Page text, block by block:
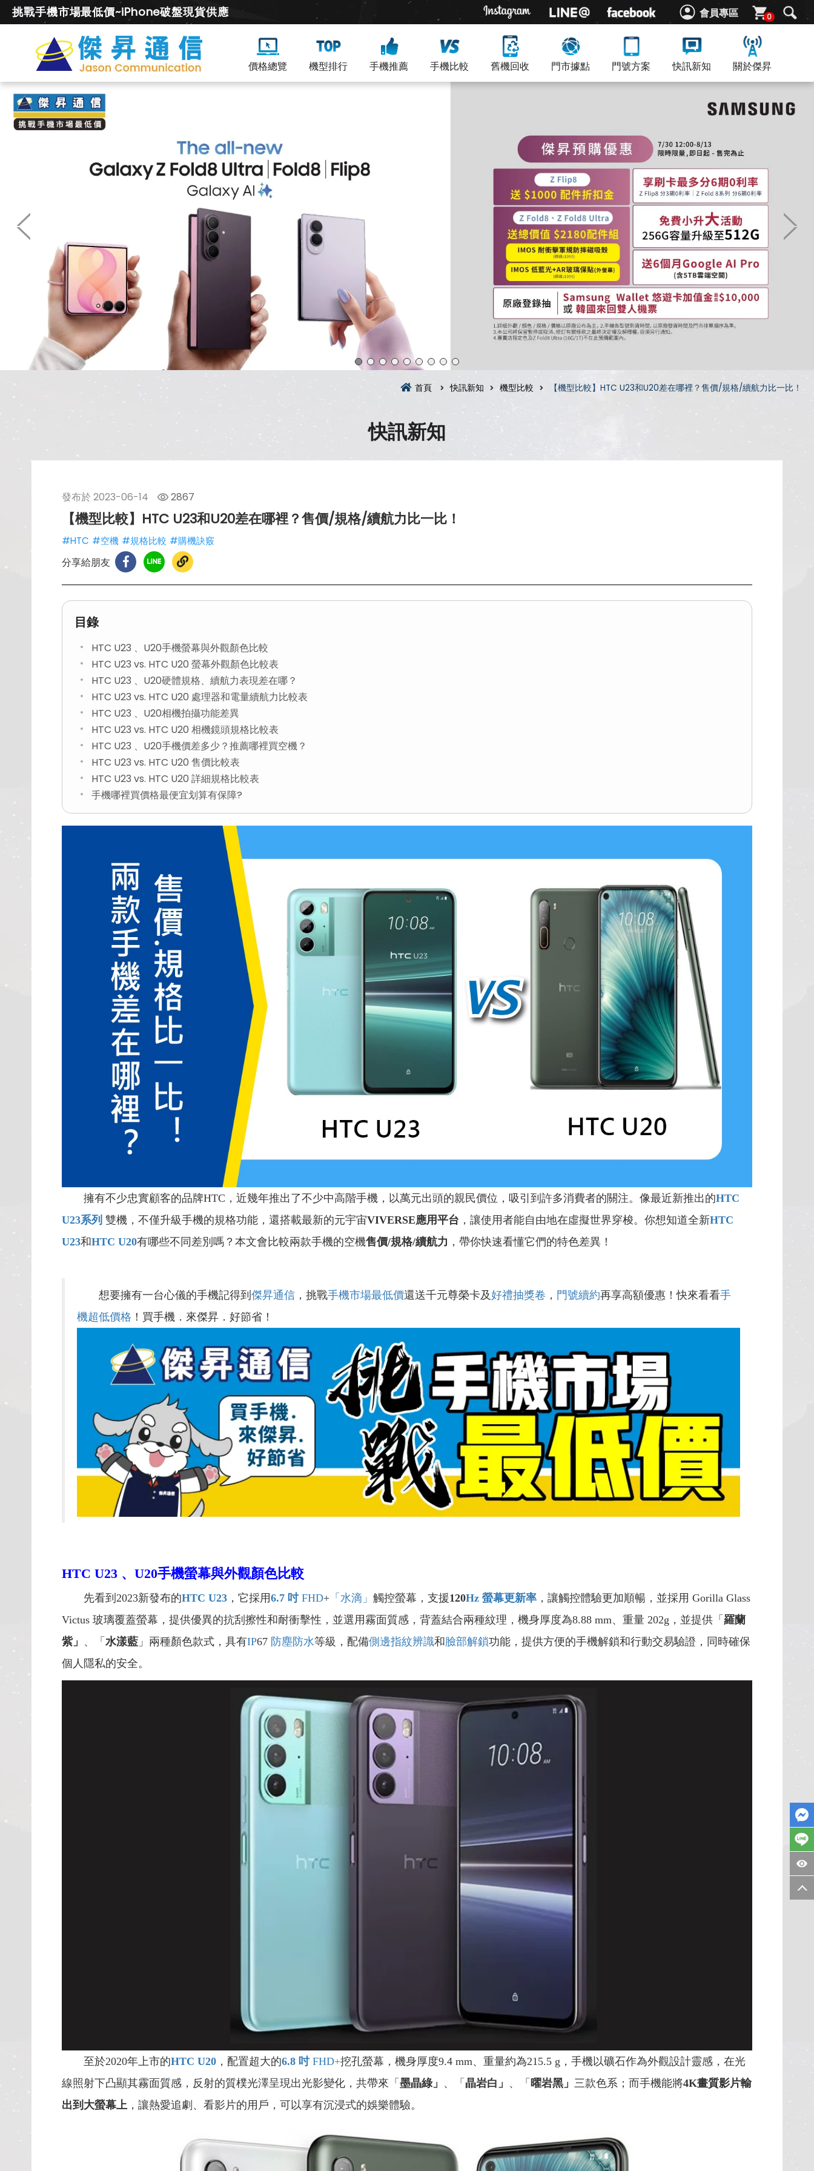
會員專區 0
挑戰手機市場最低價~iPhone破盤現貨供應
價格總覽 機型排行 手機推薦 手機比較 舊機回收 門市據點 門號方案 快訊新知 關於傑昇
首頁 快訊新知 機型比較 【機型比較】HTC U23和U20差在哪裡？售價/規格/續航力比一比！
快訊新知
發布於 2023-06-14 2867
【機型比較】HTC U23和U20差在哪裡？售價/規格/續航力比一比！
#HTC #空機 #規格比較 #購機訣竅
分享給朋友
目錄
HTC U23 、U20手機螢幕與外觀顏色比較
HTC U23 vs. HTC U20 螢幕外觀顏色比較表
HTC U23 、U20硬體規格、續航力表現差在哪？
HTC U23 vs. HTC U20 處理器和電量續航力比較表
HTC U23 、U20相機拍攝功能差異
HTC U23 vs. HTC U20 相機鏡頭規格比較表
HTC U23 、U20手機價差多少？推薦哪裡買空機？
HTC U23 vs. HTC U20 售價比較表
HTC U23 vs. HTC U20 詳細規格比較表
手機哪裡買價格最便宜划算有保障?
擁有不少忠實顧客的品牌HTC，近幾年推出了不少中高階手機，以萬元出頭的親民價位，吸引到許多消費者的關注。像最近新推出的HTC
U23系列 雙機，不僅升級手機的規格功能，還搭載最新的元宇宙VIVERSE應用平台 ，讓使用者能自由地在虛擬世界穿梭。你想知道全新HTC
U23和HTC U20有哪些不同差別嗎？本文會比較兩款手機的空機售價/規格/續航力 ，帶你快速看懂它們的特色差異！
想要擁有一台心儀的手機記得到 傑昇通信 ，挑戰手機市場最低價還送千元尊榮卡及好禮抽獎卷 ， 門號續約再享高額優惠！快來看看手
機超低價格 ！買手機．來傑昇．好節省！
HTC U23 、U20手機螢幕與外觀顏色比較
先看到2023新發布的HTC U23 ，它採用6.7 吋 FHD+ 「水滴」 觸控螢幕，支援120Hz 螢幕更新率 ，讓觸控體驗更加順暢，並採用 Gorilla Glass
Victus 玻璃覆蓋螢幕，提供優異的抗刮擦性和耐衝擊性，並選用霧面質感，背蓋結合兩種紋理，機身厚度為8.88 mm、重量 202g，並提供「 羅蘭
紫」 、「 水漾藍 」兩種顏色款式，具有IP67 防塵防水等級，配備側邊指紋辨識和臉部解鎖功能，提供方便的手機解鎖和行動交易驗證，同時確保
個人隱私的安全。
至於2020年上市的HTC U20 ，配置超大的6.8 吋 FHD+挖孔螢幕，機身厚度9.4 mm、重量約為215.5 g，手機以礦石作為外觀設計靈感，在光
線照射下凸顯其霧面質感，反射的質樸光澤呈現出光影變化，共帶來「 墨晶綠」 、「 晶岩白」 、「 曜岩黑」 三款色系；而手機能將4K畫質影片輸
出到大螢幕上 ，讓熱愛追劇、看影片的用戶，可以享有沉浸式的娛樂體驗。